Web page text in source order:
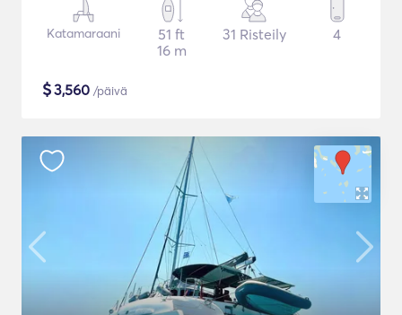
Katamaraani
51 ft
16 m
31 Risteily 4
$3,560 /päivä